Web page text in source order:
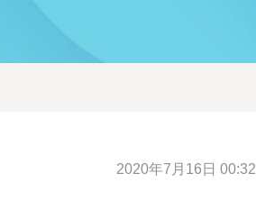
2020年7月16日 00:32